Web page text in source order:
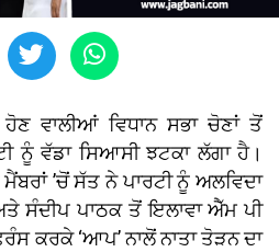
ਵਾਲੀਆਂ ਵਿਧਾਨ ਸਭਾ ਚੋਣਾਂ ਤੋਂ
ਨੂੰ ਵੱਡਾ ਸਿਆਸੀ ਝਟਕਾ ਲੱਗਾ ਹੈ।
’ਚੋਂ ਸੱਤ ਨੇ ਪਾਰਟੀ ਨੂੰ ਅਲਵਿਦਾ
ਸੰਦੀਪ ਪਾਠਕ ਤੋਂ ਇਲਾਵਾ ਐੱਮ ਪੀ
ਕਰਕੇ ‘ਆਪ’ ਨਾਲੋਂ ਨਾਤਾ ਤੋੜਨ ਦਾ